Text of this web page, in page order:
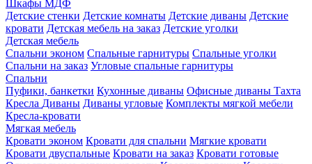
Шкафы МДФ
Детские стенки Детские комнаты Детские диваны Детские
кровати Детская мебель на заказ Детские уголки
Детская мебель
Спальни эконом Спальные гарнитуры Спальные уголки
Спальни на заказ Угловые спальные гарнитуры
Спальни
Пуфики, банкетки Кухонные диваны Офисные диваны Тахта
Кресла Диваны Диваны угловые Комплекты мягкой мебели
Кресла-кровати
Мягкая мебель
Кровати эконом Кровати для спальни Мягкие кровати
Кровати двуспальные Кровати на заказ Кровати готовые